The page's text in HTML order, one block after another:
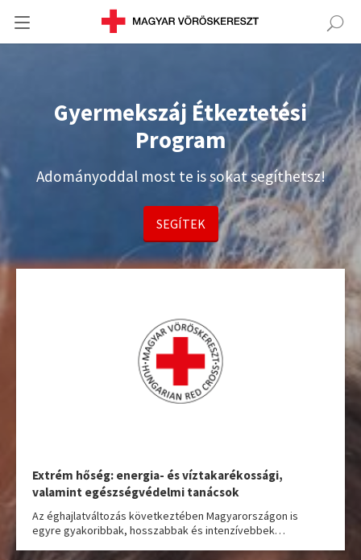
Gyermekszáj Étkeztetési
Program
Adományoddal most te is sokat segíthetsz!
SEGÍTEK
Extrém hőség: energia- és víztakarékossági,
valamint egészségvédelmi tanácsok
Az éghajlatváltozás következtében Magyarországon is
egyre gyakoribbak, hosszabbak és intenzívebbek…